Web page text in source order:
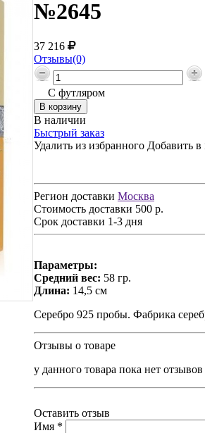
№2645
37 216
Отзывы(0)
С футляром
В наличии
Быстрый заказ
Удалить из избранного Добавить в
Регион доставки Москва
Стоимость доставки 500 р.
Срок доставки 1-3 дня
Параметры:
Средний вес: 58 гр.
Длина: 14,5 см
Серебро 925 пробы. Фабрика
Отзывы о товаре
у данного товара пока нет отзывов
Оставить отзыв
Имя *